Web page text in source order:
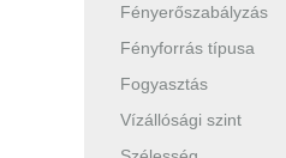
Fényerőszabályzás
Fényforrás típusa
Fogyasztás
Vízállósági szint